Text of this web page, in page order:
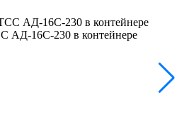
АД-16С-230 в контейнере